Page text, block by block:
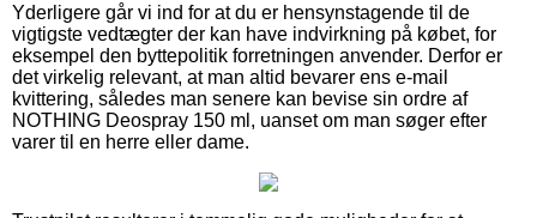
Yderligere går vi ind for at du er hensynstagende til de
vigtigste vedtægter der kan have indvirkning på købet, for
eksempel den byttepolitik forretningen anvender. Derfor er
det virkelig relevant, at man altid bevarer ens e-mail
kvittering, således man senere kan bevise sin ordre af
NOTHING Deospray 150 ml, uanset om man søger efter
varer til en herre eller dame.